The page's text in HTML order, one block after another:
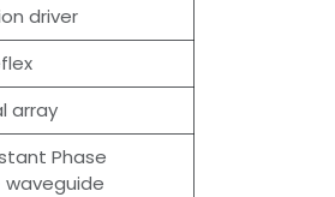
driver
array
Phase